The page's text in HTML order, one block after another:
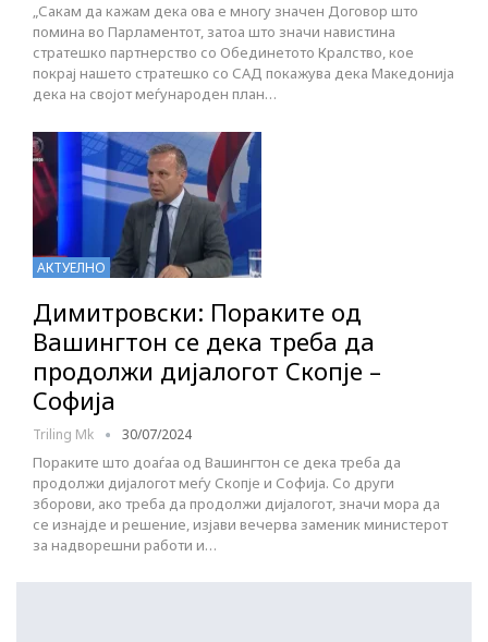
„Сакам да кажам дека ова е многу значен Договор што
помина во Парламентот, затоа што значи навистина
стратешко партнерство со Обединетото Кралство, кое
покрај нашето стратешко со САД покажува дека Македонија
дека на својот меѓународен план…
АКТУЕЛНО
Димитровски: Пораките од
Вашингтон се дека треба да
продолжи дијалогот Скопје –
Софија
Triling Mk 30/07/2024
Пораките што доаѓаа од Вашингтон се дека треба да
продолжи дијалогот меѓу Скопје и Софија. Со други
зборови, ако треба да продолжи дијалогот, значи мора да
се изнајде и решение, изјави вечерва заменик министерот
за надворешни работи и…